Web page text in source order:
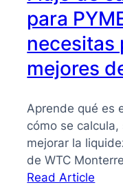
para
necesitas
mejores
Aprende qué es
cómo se
mejorar la
de WTC
Read Article